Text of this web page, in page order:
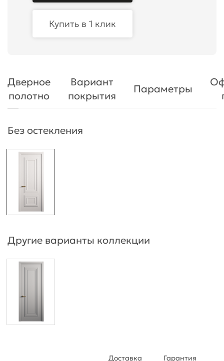
Купить в 1 клик
Дверное
полотно
Вариант
покрытия
Параметры
Без остекления
Другие варианты коллекции
Доставка
Гарантия